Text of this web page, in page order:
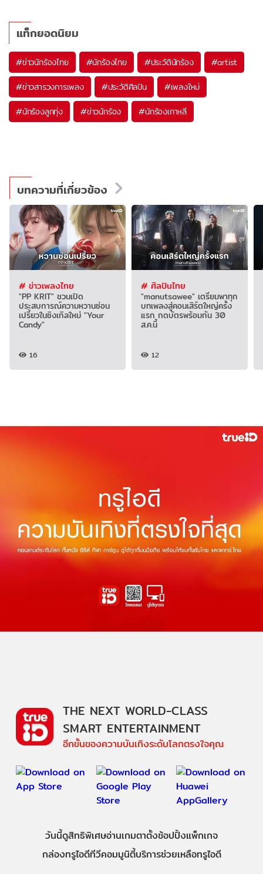
แท็กยอดนิยม
#ข่าวนักร้องไทย #นักร้องไทย #ประวัตินักร้อง #artist
#ข่าวสารวงการเพลง #ประวัติศิลปิน #เพลงใหม่
#นักร้องลูกทุ่ง #ข่าวนักร้อง #นักร้องเกาหลี
บทความที่เกี่ยวข้อง
# ข่าวเพลงไทย
"PP KRIT" ชวนเปิด
ประสบการณ์ความหวานซ่อน
เปรี้ยวในซิงเกิลใหม่ "Your
Candy"
16
# ศิลปินไทย
"manutsawee" เตรียมพาทุก
บทเพลงสู่คอนเสิร์ตใหญ่ครั้ง
แรก กดบัตรพร้อมกัน 30
ส.ค.นี้
12
THE NEXT WORLD-CLASS
SMART ENTERTAINMENT
อีกขั้นของความบันเทิงระดับโลกตรงใจคุณ
วันนี้ดูสิทธิพิเศษอ่านเกมตาตั้งช้อปปิ้งแพ็กเกจ
กล่องทรูไอดีทีวีคอมมูนิตี้บริการช่วยเหลือทรูไอดี